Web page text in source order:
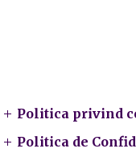
Politica privind
Politica de